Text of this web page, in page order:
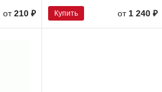
от 210 ₽ Купить от1 240 ₽